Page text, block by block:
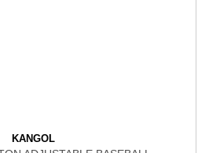
KANGOL